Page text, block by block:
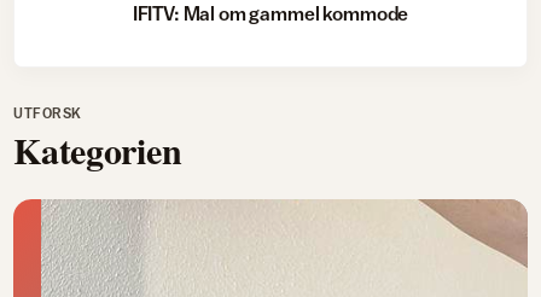
IFITV: Mal om gammel kommode
UTFORSK
Kategorien